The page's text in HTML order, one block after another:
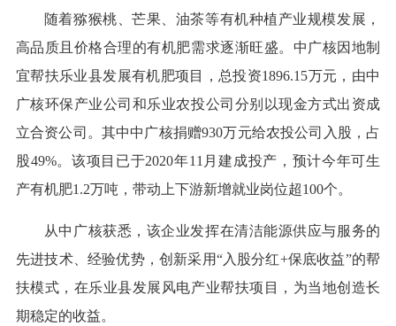
随着猕猴桃、芒果、油茶等有机种植产业规模发展，
高品质且价格合理的有机肥需求逐渐旺盛。中广核因地制
宜帮扶乐业县发展有机肥项目，总投资1896.15万元，由中
广核环保产业公司和乐业农投公司分别以现金方式出资成
立合资公司。其中中广核捐赠930万元给农投公司入股，占
股49%。该项目已于2020年11月建成投产，预计今年可生
产有机肥1.2万吨，带动上下游新增就业岗位超100个。
从中广核获悉，该企业发挥在清洁能源供应与服务的
先进技术、经验优势，创新采用“入股分红+保底收益”的帮
扶模式，在乐业县发展风电产业帮扶项目，为当地创造长
期稳定的收益。